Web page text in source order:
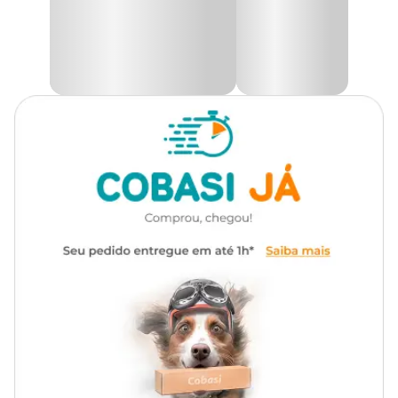
para quem busca uma solução prática para criar
peixes Betta
Design inteligente e segurança para o seu Betta
A tampa evita que o peixe salte e ajuda a manter a água
protegida. A limpeza deve ser feita com materiais suaves, como
panos lisos ou espumas específicas. Evite produtos químicos ou
Não deixe a tampa aberta. Mantenha o aquário longe de produtos
de limpeza comuns e utilize apenas itens indicados para uso em
beteiras. Este produto não é um brinquedo.